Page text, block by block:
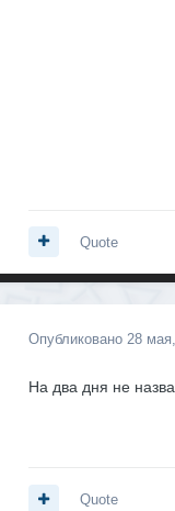
Quote
Опубликовано 28
На два дня не
Quote